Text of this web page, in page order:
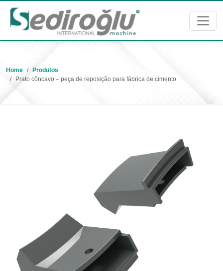
Home
Produtos
Prato côncavo – peça de reposição para fábrica de cimento